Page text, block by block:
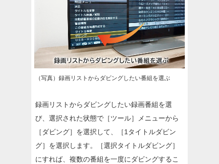
（写真）録画リストからダビングしたい番組を選ぶ
録画リストからダビングしたい録画番組を選
び、選択された状態で［ツール］メニューから
［ダビング］を選択して、［1タイトルダビン
グ］を選択します。［選択タイトルダビング］
にすれば、複数の番組を一度にダビングするこ